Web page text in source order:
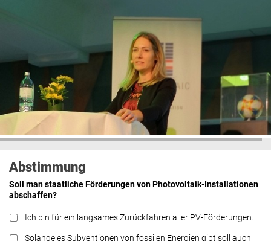
Abstimmung
Soll man staatliche Förderungen von Photovoltaik-Installationen
abschaffen?
Ich bin für ein langsames Zurückfahren aller PV-Förderungen.
Solange es Subventionen von fossilen Energien gibt soll auch